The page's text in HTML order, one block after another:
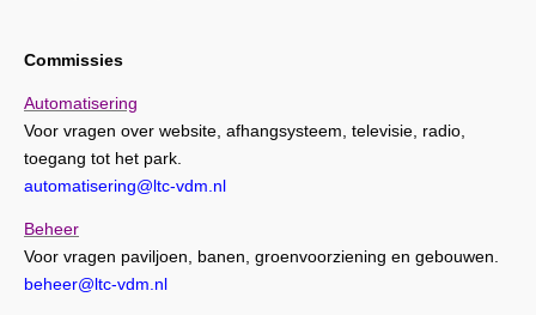
Commissies
Automatisering
Voor vragen over website, afhangsysteem, televisie, radio,
toegang tot het park.
automatisering@ltc-vdm.nl
Beheer
Voor vragen paviljoen, banen, groenvoorziening en gebouwen.
beheer@ltc-vdm.nl